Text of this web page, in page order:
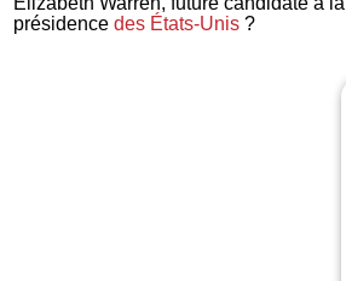
présidencedes États-Unis ?